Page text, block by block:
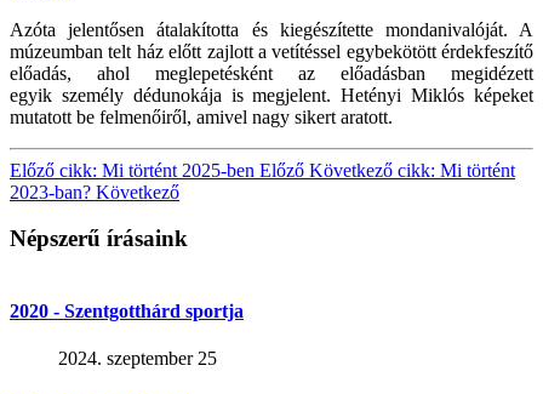
Azóta jelentősenátalakította és kiegészítette mondanivalóját. A
múzeumban telt ház előtt zajlott a vetítéssel egybekötött érdekfeszítő
előadás, ahol meglepetésként az előadásban megidézett
egyik személy dédunokája is megjelent. Hetényi Miklós képeket
mutatott be felmenőiről, amivel nagy sikert aratott.
Előző cikk: Mi történt 2025-ben Előző Következő cikk: Mi történt
2023-ban? Következő
Népszerű írásaink
2020 - Szentgotthárd sportja
2024. szeptember 25